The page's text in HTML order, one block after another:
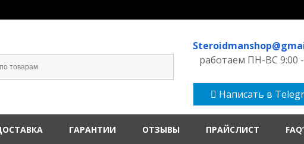
работаем ПН-ВС 9:00 -
Написать в
ГАРАНТИИ ОТЗЫВЫ ПРАЙСЛИСТ